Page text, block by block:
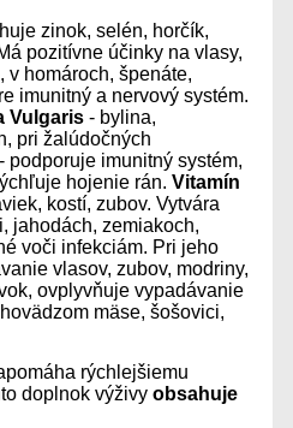
zinok, selén, horčík,
pozitívne účinky na vlasy,
v homároch, špenáte,
imunitný a nervový systém.
Vulgaris - bylina,
pri žalúdočných
- podporuje imunitný systém,
hojenie rán. Vitamín
kostí, zubov. Vytvára
jahodách, zemiakoch,
voči infekciám. Pri jeho
vlasov, zubov, modriny,
ovplyvňuje vypadávanie
mäse, šošovici,
rýchlejšiemu
doplnok výživy obsahuje